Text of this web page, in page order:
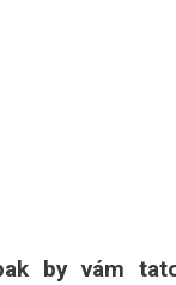
by vám